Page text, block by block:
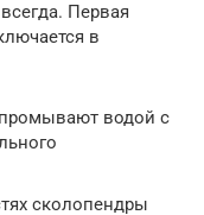
Первая
в
водой с
сколопендры